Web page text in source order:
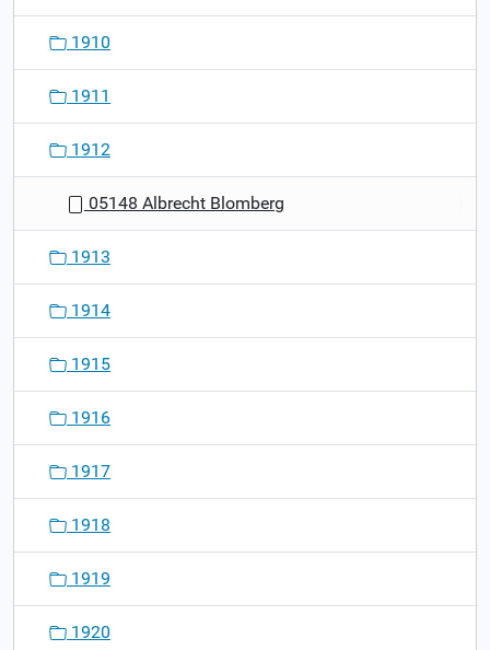
1910
1911
1912
05148 Albrecht Blomberg
1913
1914
1915
1916
1917
1918
1919
1920